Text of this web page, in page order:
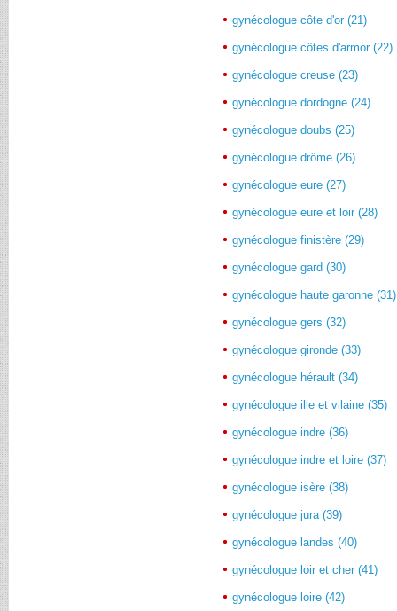
gynécologue côte d'or (21)
gynécologue côtes d'armor (22)
gynécologue creuse (23)
gynécologue dordogne (24)
gynécologue doubs (25)
gynécologue drôme (26)
gynécologue eure (27)
gynécologue eure et loir (28)
gynécologue finistère (29)
gynécologue gard (30)
gynécologue haute garonne (31)
gynécologue gers (32)
gynécologue gironde (33)
gynécologue hérault (34)
gynécologue ille et vilaine (35)
gynécologue indre (36)
gynécologue indre et loire (37)
gynécologue isère (38)
gynécologue jura (39)
gynécologue landes (40)
gynécologue loir et cher (41)
gynécologue loire (42)